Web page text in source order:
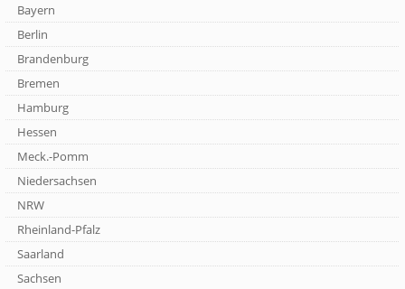
Bayern
Berlin
Brandenburg
Bremen
Hamburg
Hessen
Meck.-Pomm
Niedersachsen
NRW
Rheinland-Pfalz
Saarland
Sachsen